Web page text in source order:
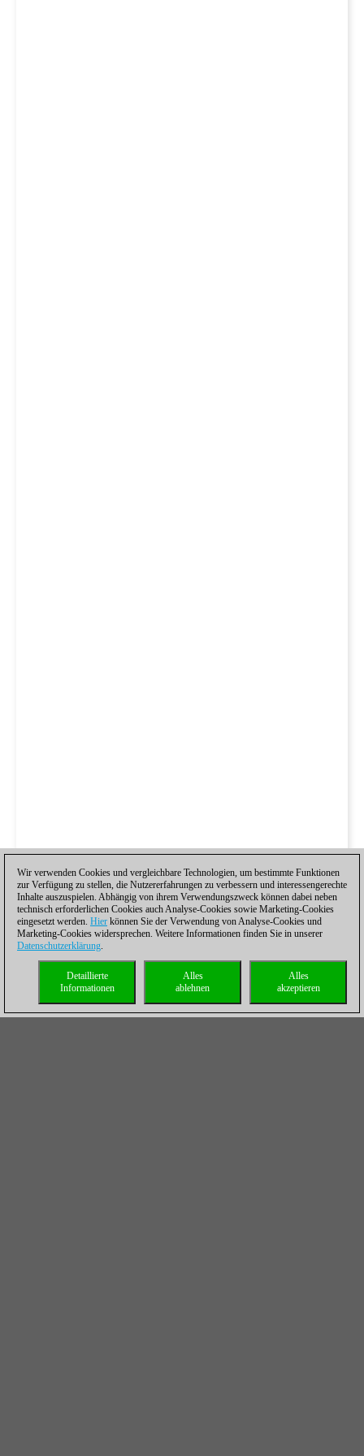
Wir verwenden Cookies und vergleichbare Technologien, um bestimmte Funktionen
zur Verfügung zu stellen, die Nutzererfahrungen zu verbessern und interessengerechte
Inhalte auszuspielen. Abhängig von ihrem Verwendungszweck können dabei neben
technisch erforderlichen Cookies auch Analyse-Cookies sowie Marketing-Cookies
eingesetzt werden. Hier können Sie der Verwendung von Analyse-Cookies und
Marketing-Cookies widersprechen. Weitere Informationen finden Sie in unserer
Datenschutzerklärung.
Alles
akzeptieren
Alles
ablehnen
Detaillierte
Informationen